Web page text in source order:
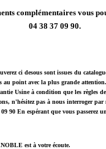
complémentaires vous
04 38 37 09 90.
ci desous sont issues du
au point avec la plus grande
Usine à condition que les règles
n'hésitez pas à nous interroger
90 En espérant que vous passerez
est à votre écoute.